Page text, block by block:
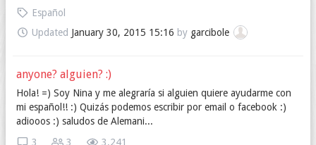
Español
Updated January 30, 2015 15:16 by garcibole
anyone? alguien? :)
Hola! =) Soy Nina y me alegraría si alguien quiere ayudarme con
mi español!! :) Quizás podemos escribir por email o facebook :)
adiooos :) saludos de Alemani...
3,241
3
3